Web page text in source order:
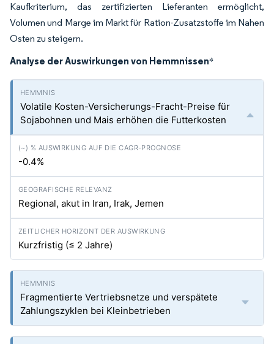
Kaufkriterium, das zertifizierten Lieferanten ermöglicht,
Volumen und Marge im Markt für Ration-Zusatzstoffe im Nahen
Osten zu steigern.
Analyse der Auswirkungen von Hemmnissen*
Volatile Kosten-Versicherungs-Fracht-Preise für
Sojabohnen und Mais erhöhen die Futterkosten
-0.4%
Regional, akut in Iran, Irak, Jemen
Kurzfristig (≤ 2 Jahre)
Fragmentierte Vertriebsnetze und verspätete
Zahlungszyklen bei Kleinbetrieben